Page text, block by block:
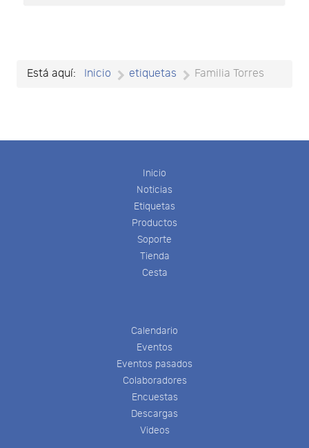
Está aquí: Inicio etiquetas Familia Torres
Inicio
Noticias
Etiquetas
Productos
Soporte
Tienda
Cesta
Calendario
Eventos
Eventos pasados
Colaboradores
Encuestas
Descargas
Videos